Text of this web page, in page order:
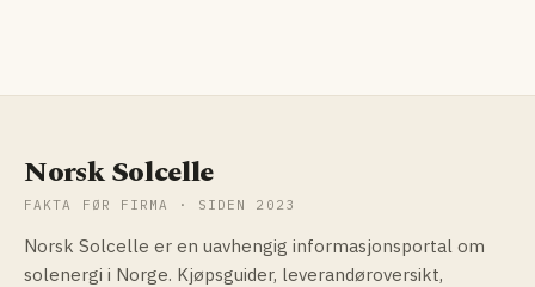
Norsk Solcelle
FAKTA FØR FIRMA · SIDEN 2023
Norsk Solcelle er en uavhengig informasjonsportal om
solenergi i Norge. Kjøpsguider, leverandøroversikt,